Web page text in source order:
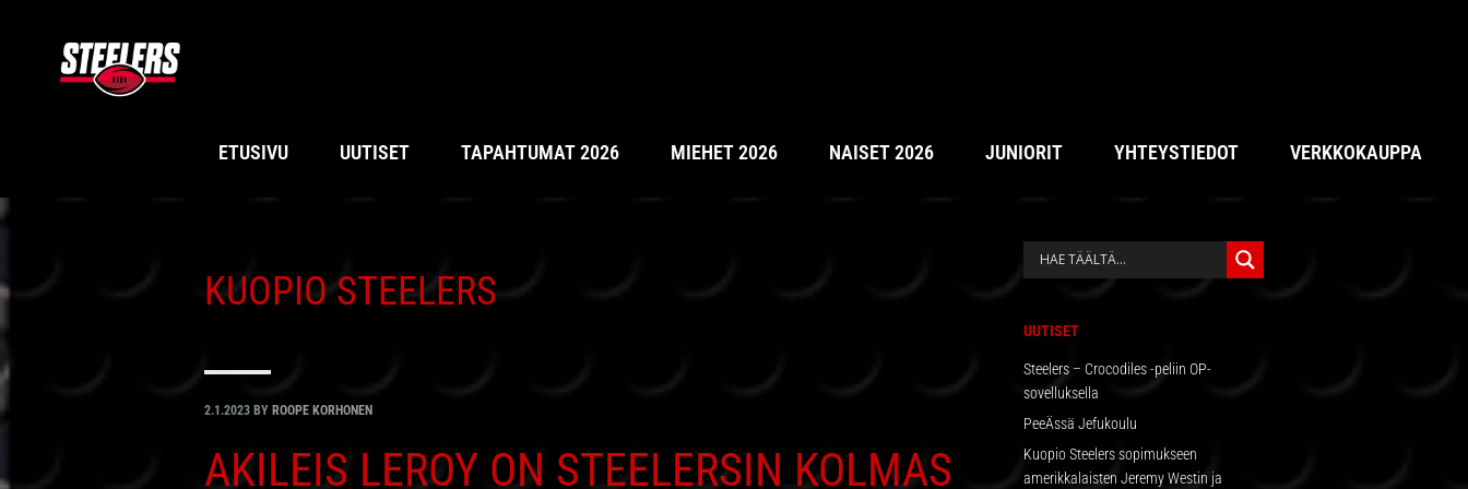
ensisijaiseen
valikkoon
pääsisältöön
ensisijaiseen
sivupalkkiin
alatunnisteeseen
ETUSIVU UUTISET TAPAHTUMAT 2026 MIEHET 2026 NAISET 2026 JUNIORIT YHTEYSTIEDOT VERKKOKAUPPA
KUOPIO STEELERS
2.1.2023 BY ROOPE KORHONEN
AKILEIS LEROY ON STEELERSIN KOLMAS
ENSISIJAINEN
SIVUPALKKI
UUTISET
Steelers – Crocodiles -peliin OP-
sovelluksella
PeeÄssä Jefukoulu
Kuopio Steelers sopimukseen
amerikkalaisten Jeremy Westin ja